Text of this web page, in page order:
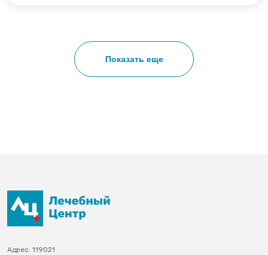
Нумерация страниц
Показать еще
Адрес: 119021